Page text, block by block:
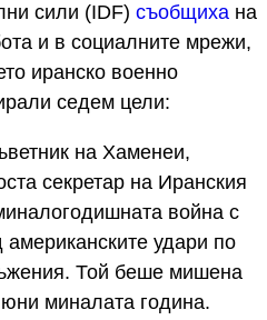
сили (IDF) съобщиха на
и в социалните мрежи,
иранско военно
седем цели:
на Хаменеи,
секретар на Иранския
война с
удари по
Той беше мишена
миналата година.